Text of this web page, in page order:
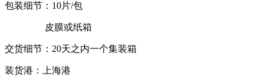
包装细节：10片/包
皮膜或纸箱
交货细节：20天之内一个集装箱
装货港：上海港